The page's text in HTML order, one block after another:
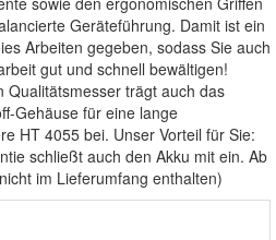
Geräteführung. Damit ist ein
Arbeiten gegeben, sodass Sie auch
gut und schnell bewältigen!
Qualitätsmesser trägt auch das
Gehäuse für eine lange
HT 4055 bei. Unser Vorteil für Sie:
schließt auch den Akku mit ein. Ab
im Lieferumfang enthalten)